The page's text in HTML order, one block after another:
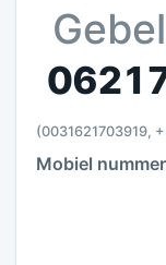
Nog
(0031621703919,
Mobiel nummer